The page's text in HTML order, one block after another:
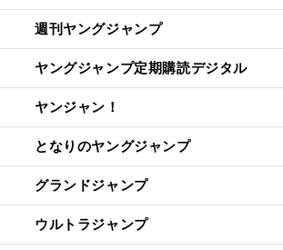
週刊ヤングジャンプ
ヤングジャンプ定期購読デジタル
ヤンジャン！
となりのヤングジャンプ
グランドジャンプ
ウルトラジャンプ